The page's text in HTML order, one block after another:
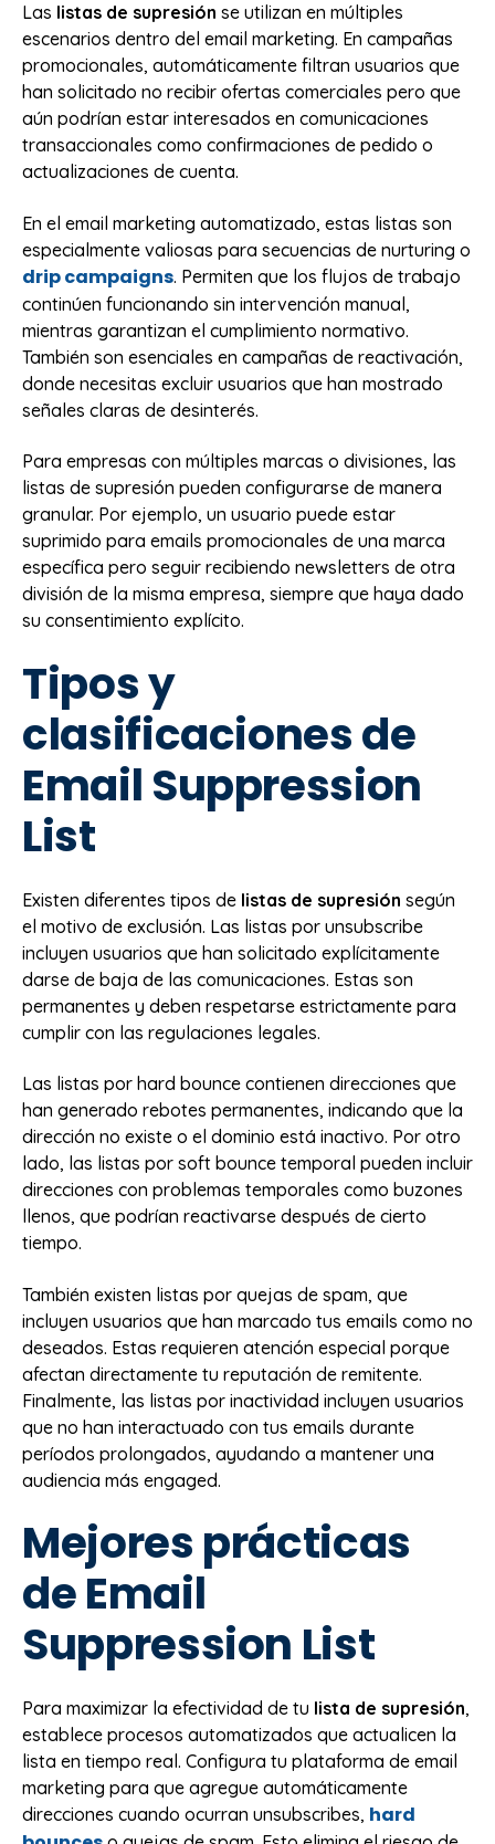
Las listas de supresión se utilizan en múltiples
escenarios dentro del email marketing. En campañas
promocionales, automáticamente filtran usuarios que
han solicitado no recibir ofertas comerciales pero que
aún podrían estar interesados en comunicaciones
transaccionales como confirmaciones de pedido o
actualizaciones de cuenta.
En el email marketing automatizado, estas listas son
especialmente valiosas para secuencias de nurturing o
drip campaigns. Permiten que los flujos de trabajo
continúen funcionando sin intervención manual,
mientras garantizan el cumplimiento normativo.
También son esenciales en campañas de reactivación,
donde necesitas excluir usuarios que han mostrado
señales claras de desinterés.
Para empresas con múltiples marcas o divisiones, las
listas de supresión pueden configurarse de manera
granular. Por ejemplo, un usuario puede estar
suprimido para emails promocionales de una marca
específica pero seguir recibiendo newsletters de otra
división de la misma empresa, siempre que haya dado
su consentimiento explícito.
Tipos y
clasificaciones de
Email Suppression
List
Existen diferentes tipos de listas de supresión según
el motivo de exclusión. Las listas por unsubscribe
incluyen usuarios que han solicitado explícitamente
darse de baja de las comunicaciones. Estas son
permanentes y deben respetarse estrictamente para
cumplir con las regulaciones legales.
Las listas por hard bounce contienen direcciones que
han generado rebotes permanentes, indicando que la
dirección no existe o el dominio está inactivo. Por otro
lado, las listas por soft bounce temporal pueden incluir
direcciones con problemas temporales como buzones
llenos, que podrían reactivarse después de cierto
tiempo.
También existen listas por quejas de spam, que
incluyen usuarios que han marcado tus emails como no
deseados. Estas requieren atención especial porque
afectan directamente tu reputación de remitente.
Finalmente, las listas por inactividad incluyen usuarios
que no han interactuado con tus emails durante
períodos prolongados, ayudando a mantener una
audiencia más engaged.
Mejores prácticas
de Email
Suppression List
Para maximizar la efectividad de tu lista de supresión,
establece procesos automatizados que actualicen la
lista en tiempo real. Configura tu plataforma de email
marketing para que agregue automáticamente
direcciones cuando ocurran unsubscribes, hard